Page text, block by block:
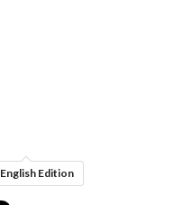
English Edition